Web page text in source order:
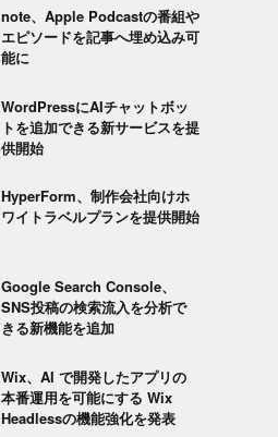
note、Apple Podcastの番組や
エピソードを記事へ埋め込み可
能に
WordPressにAIチャットボッ
トを追加できる新サービスを提
供開始
HyperForm、制作会社向けホ
ワイトラベルプランを提供開始
Google Search Console、
SNS投稿の検索流入を分析で
きる新機能を追加
Wix、AI で開発したアプリの
本番運用を可能にする Wix
Headlessの機能強化を発表